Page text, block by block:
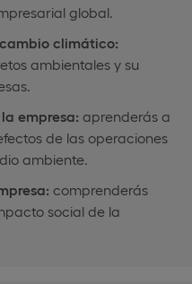
global.
climático:
ambientales y su
empresa: aprenderás a
de las operaciones
ambiente.
comprenderás
social de la